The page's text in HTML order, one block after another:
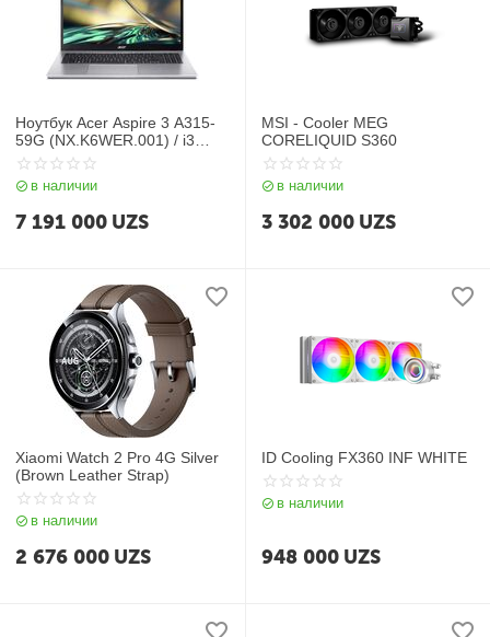
Ноутбук Acer Aspire 3 A315-
59G (NX.K6WER.001) / i3
1215U / 4GB / SSD 256GB /
15.6", серый
в наличии
7 191 000 UZS
MSI - Cooler MEG
CORELIQUID S360
в наличии
3 302 000 UZS
Xiaomi Watch 2 Pro 4G Silver
(Brown Leather Strap)
в наличии
2 676 000 UZS
ID Cooling FX360 INF WHITE
в наличии
948 000 UZS